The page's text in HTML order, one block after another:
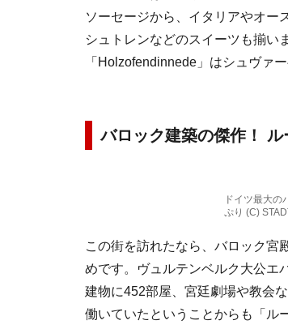
ソーセージから、イタリアやオー
シュトレンなどのスイーツも揃い
「Holzofendinnede」はシュヴァ
バロック建築の傑作！
ドイツ最大の
ぷり (C)
この街を訪れたなら、バロック宮
めです。ヴュルテンベルク大公エ
建物に452部屋、宮廷劇場や教会
働いていたということからも「ル